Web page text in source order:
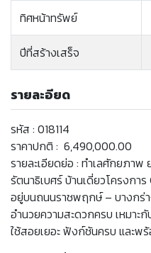
ทิศหน้าทรัพย์
ปีที่สร้างเสร็จ
รายละอียด
รหัส : 018114
ราคาปกติ : 6,490,000.00
รายละเอียดย่อ : ทำเลศักยภา
รัตนาธิเบศร์ บ้านเดี่ยวโครงก
อยู่บนถนนราชพฤกษ์ – บางกร่
อำนวยความสะดวกครบ เหมา
ใช้สอยเยอะ ฟังก์ชันครบ และพ